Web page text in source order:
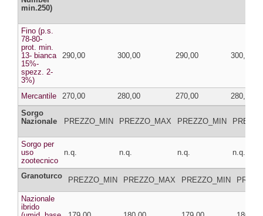
min.250)
Fino (p.s.
78-80-
prot. min.
13- bianca
15%-
spezz. 2-
3%)
290,00 300,00 290,00 300,00
Mercantile 270,00 280,00 270,00
280,00
Sorgo
Nazionale
PREZZO_MIN PREZZO_MAX PREZZO_MIN
Sorgo per
uso
zootecnico
n.q. n.q. n.q. n.q.
Granoturco PREZZO_MIN PREZZO_MAX PREZZO_MIN
Nazionale
ibrido